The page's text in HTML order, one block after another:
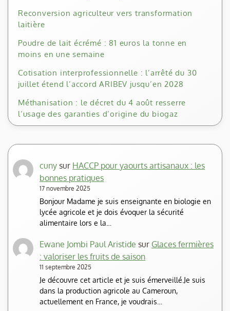
Reconversion agriculteur vers transformation
laitière
Poudre de lait écrémé : 81 euros la tonne en
moins en une semaine
Cotisation interprofessionnelle : l’arrêté du 30
juillet étend l’accord ARIBEV jusqu’en 2028
Méthanisation : le décret du 4 août resserre
l’usage des garanties d’origine du biogaz
cuny sur HACCP pour yaourts artisanaux : les
bonnes pratiques
17 novembre 2025
Bonjour Madame je suis enseignante en biologie en
lycée agricole et je dois évoquer la sécurité
alimentaire lors e la…
Ewane Jombi Paul Aristide sur Glaces fermières
: valoriser les fruits de saison
11 septembre 2025
Je découvre cet article et je suis émerveillé.Je suis
dans la production agricole au Cameroun,
actuellement en France, je voudrais…